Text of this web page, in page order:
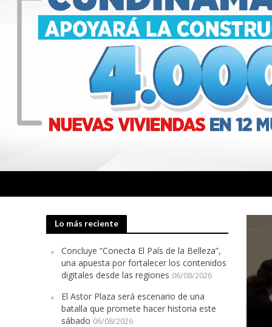
Lo más reciente
Concluye “Conecta El País de la Belleza”,
una apuesta por fortalecer los contenidos
digitales desde las regiones 06/08/2026
El Astor Plaza será escenario de una
batalla que promete hacer historia este
sábado 06/08/2026